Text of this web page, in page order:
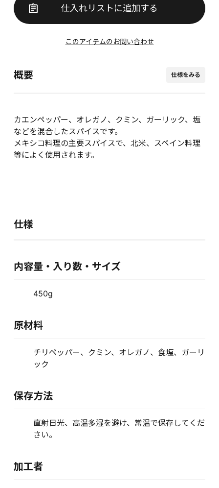
仕入れリストに追加する
このアイテムのお問い合わせ
概要 仕様をみる
カエンペッパー、オレガノ、クミン、ガーリック、塩
などを混合したスパイスです。
メキシコ料理の主要スパイスで、北米、スペイン料理
等によく使用されます。
仕様
内容量・入り数・サイズ
450g
原材料
チリペッパー、クミン、オレガノ、食塩、ガーリ
ック
保存方法
直射日光、高温多湿を避け、常温で保存してくだ
さい。
加工者